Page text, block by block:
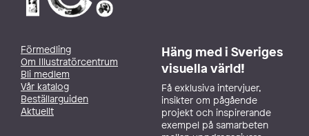
Förmedling
Om Illustratörcentrum
Bli medlem
Vår katalog
Beställarguiden
Aktuellt
Häng med i Sveriges
visuella värld!
Få exklusiva intervjuer,
insikter om pågående
projekt och inspirerande
exempel på samarbeten